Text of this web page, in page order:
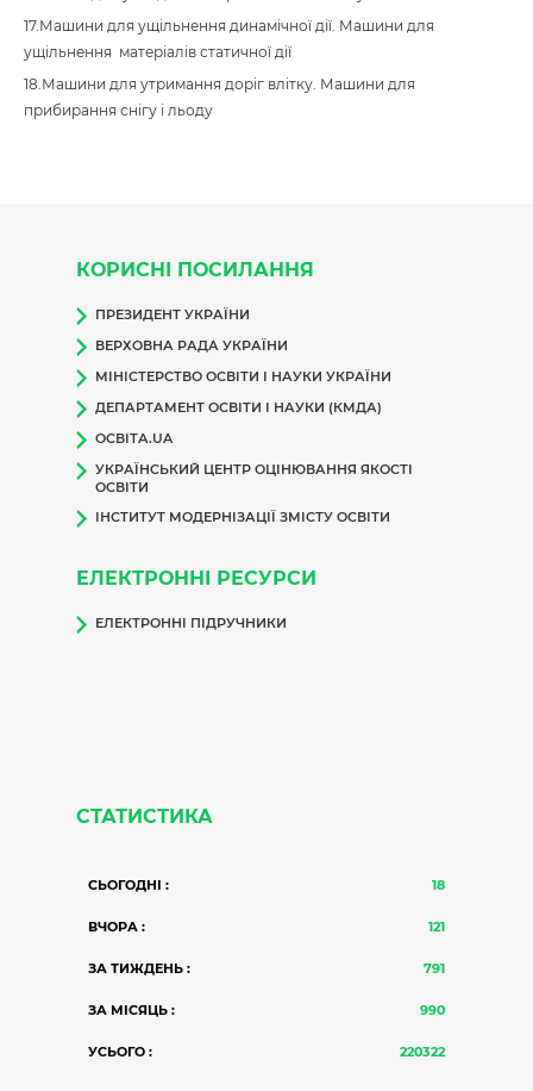
17.Машини для ущільнення динамічної дії. Машини для
ущільнення матеріалів статичної дії
18.Машини для утримання доріг влітку. Машини для
прибирання снігу і льоду
КОРИСНІ ПОСИЛАННЯ
ПРЕЗИДЕНТ УКРАЇНИ
ВЕРХОВНА РАДА УКРАЇНИ
МІНІСТЕРСТВО ОСВІТИ І НАУКИ УКРАЇНИ
ДЕПАРТАМЕНТ ОСВІТИ І НАУКИ (КМДА)
ОСВІТА.UA
УКРАЇНСЬКИЙ ЦЕНТР ОЦІНЮВАННЯ ЯКОСТІ
ОСВІТИ
ІНСТИТУТ МОДЕРНІЗАЦІЇ ЗМІСТУ ОСВІТИ
ЕЛЕКТРОННІ РЕСУРСИ
ЕЛЕКТРОННІ ПІДРУЧНИКИ
СТАТИСТИКА
СЬОГОДНІ : 18
ВЧОРА : 121
ЗА ТИЖДЕНЬ : 791
ЗА МІСЯЦЬ : 990
УСЬОГО : 220322